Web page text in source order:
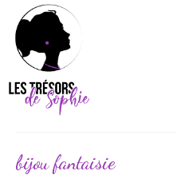
bijou fantaisie